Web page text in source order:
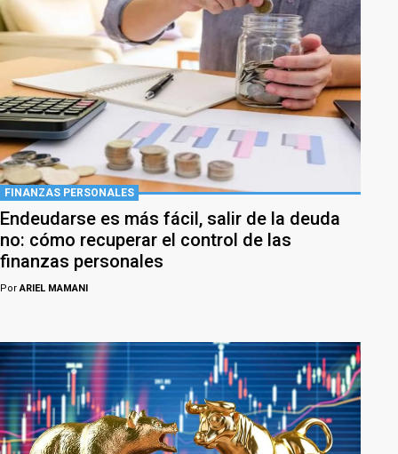
FINANZAS PERSONALES
Endeudarse es más fácil, salir de la deuda
no: cómo recuperar el control de las
finanzas personales
PorARIEL MAMANI